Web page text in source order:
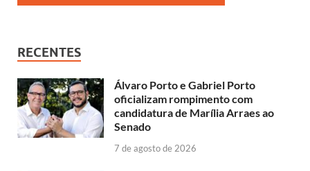
RECENTES
Álvaro Porto e Gabriel Porto
oficializam rompimento com
candidatura de Marília Arraes ao
Senado
7 de agosto de 2026